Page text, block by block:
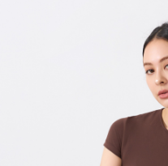
果凍棉系列⭐2件
萊卡棉系列💫 2件$1100 |